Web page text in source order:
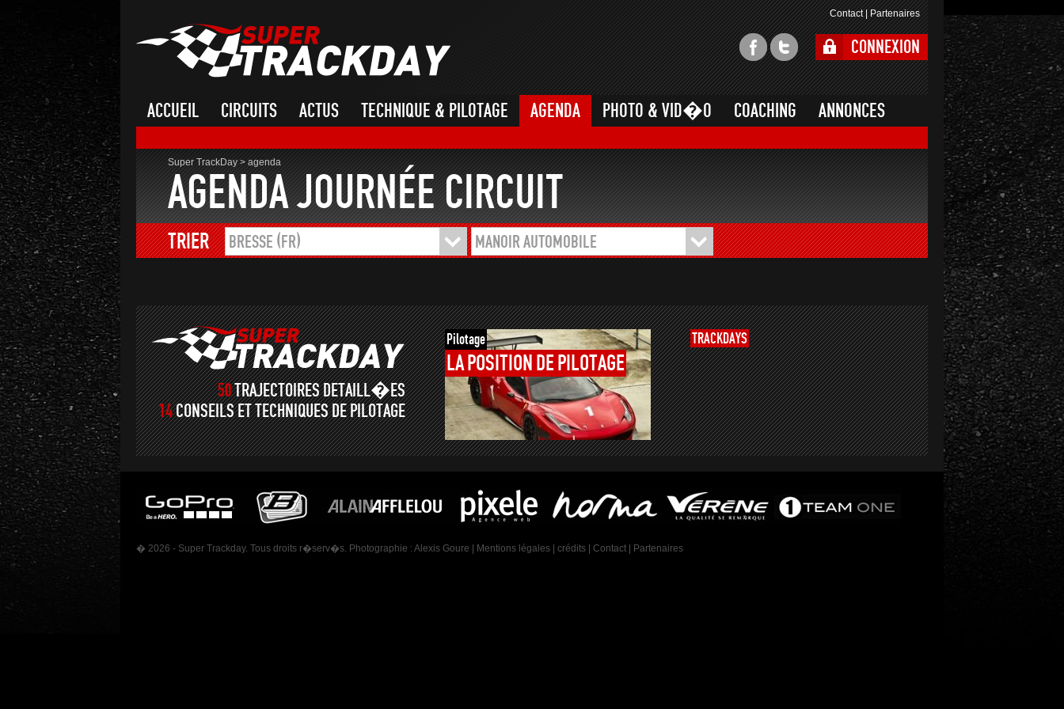
Contact|Partenaires
CONNEXION
ACCUEIL CIRCUITS ACTUS TECHNIQUE & PILOTAGE AGENDA PHOTO & VID�O COACHING ANNONCES
Super TrackDay>agenda
AGENDA JOURNÉE CIRCUIT
TRIER BRESSE (FR) MANOIR AUTOMOBILE
50TRAJECTOIRES DETAILL�ES
14CONSEILS ET TECHNIQUES DE PILOTAGE
Pilotage
LA POSITION DE PILOTAGE
TRACKDAYS
� 2026 - Super Trackday. Tous droits r�serv�s. Photographie : Alexis Goure Mentions légales crédits Contact Partenaires